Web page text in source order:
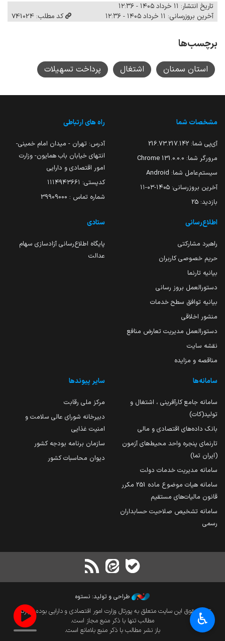
تاریخ انتشار: ۱۱ خرداد ۱۴۰۵ - ۱۲:۳۶
آخرین بروزرسانی: ۱۱ خرداد ۱۴۰۵ - ۱۲:۳۶
کد مطلب: 741024
برچسب‌ها
استان سمنان اشتغال پرداخت تسهیلات
مشخصات شما
آی‌پی شما: 216.73.217.142
مرورگر شما: 131.0.0.0 Chrome
سیستم‌عامل شما: Android
آخرین بروزرسانی: ۱۴۰۵-۰۳-۱۱
بازدید: 25
راه های ارتباطی
آدرس: تهران - میدان امام خمینی-
انتهای خیابان باب همایون- وزارت
امور اقتصادی و دارایی
کدپستی: ۱۱۱۴۹۴۳۶۶۱
شماره تماس : 39909000
اطلاع‌رسانی
راهبرد مشارکتی
حریم خصوصی کاربران
بیانیه تارنما
دستورالعمل بروز رسانی
بیانیه توافق سطح خدمات
منشور اخلاقی
دستورالعمل مدیریت تعارض منافع
نقشه سایت
مناقصه و مزایده
ستادی
پایگاه اطلاع‌رسانی آزادسازی سهام
عدالت
سامانه‌ها
سامانه جامع کارآفرینی ، اشتغال و
تولید(کات)
بانک داده‌های اقتصادی و مالی
تارنمای پنجره واحد محیط‌های آزمون
(ایران تما)
سامانه مدیریت خدمات دولت
سامانه هیات موضوع ماده 251 مکرر
قانون مالیات‌های مستقیم
سامانه تشخیص صلاحیت حسابداران
رسمی
سایر پیوندها
مرکز ملی رقابت
دبیرخانه شورای عالی سلامت و
امنیت غذایی
سازمان برنامه بودجه کشور
دیوان محاسبات کشور
طراحی و تولید: نستوه
تمام حقوق این سایت متعلق به پورتال وزارت امور اقتصادی و دارایی بوده و بازنشر
مطالب تنها با ذکر منبع مجاز است.
باز نشر مطالب با ذکر منبع بلامانع است.
♿︎